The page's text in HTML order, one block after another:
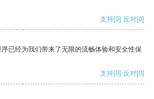
支持[0] 反对[0]
已经为我们带来了无限的流畅体验和安全性保
支持[0] 反对[0]